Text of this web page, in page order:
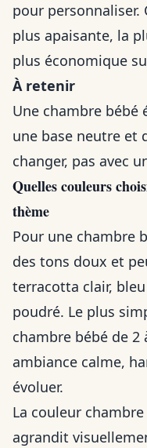
pour personnaliser.
plus apaisante, la
plus économique
À retenir
Une chambre bébé
une base neutre et
changer, pas avec
Quelles couleurs
thème
Pour une chambre
des tons doux et
terracotta clair,
poudré. Le plus
chambre bébé de
ambiance calme,
évoluer.
La couleur
agrandit